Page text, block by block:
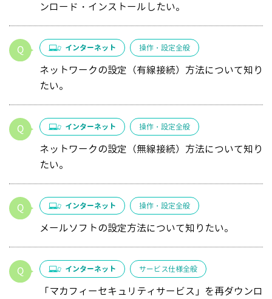
ンロード・インストールしたい。
インターネット 操作・設定全般
ネットワークの設定（有線接続）方法について知り
たい。
インターネット 操作・設定全般
ネットワークの設定（無線接続）方法について知り
たい。
インターネット 操作・設定全般
メールソフトの設定方法について知りたい。
インターネット サービス仕様全般
「マカフィーセキュリティサービス」を再ダウンロ